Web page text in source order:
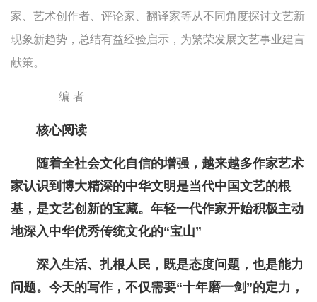
家、艺术创作者、评论家、翻译家等从不同角度探讨文艺新
现象新趋势，总结有益经验启示，为繁荣发展文艺事业建言
献策。
——编 者
核心阅读
随着全社会文化自信的增强，越来越多作家艺术
家认识到博大精深的中华文明是当代中国文艺的根
基，是文艺创新的宝藏。年轻一代作家开始积极主动
地深入中华优秀传统文化的“宝山”
深入生活、扎根人民，既是态度问题，也是能力
问题。今天的写作，不仅需要“十年磨一剑”的定力，